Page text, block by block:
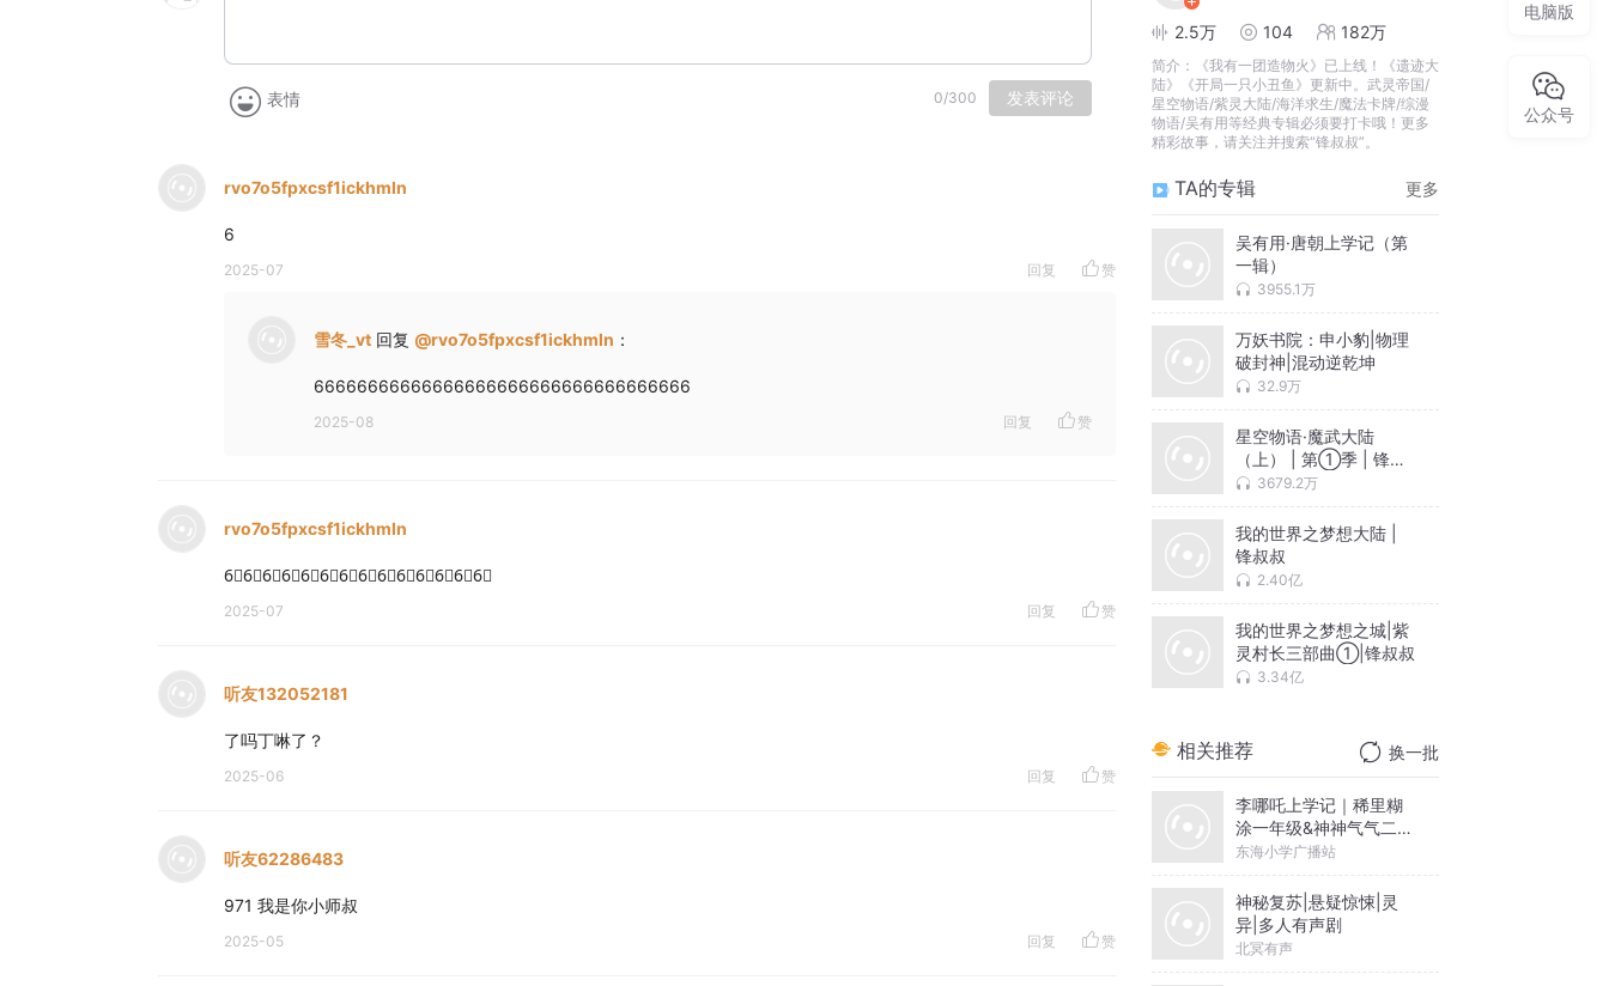
表情 0/300 发表评论
rvo7o5fpxcsf1ickhmln
6
2025-07 回复 赞
雪冬_vt 回复 @rvo7o5fpxcsf1ickhmln ：
66666666666666666666666666666666666
2025-08 回复 赞
rvo7o5fpxcsf1ickhmln
6⃣6⃣6⃣6⃣6⃣6⃣6⃣6⃣6⃣6⃣6⃣6⃣6⃣6⃣
2025-07 回复 赞
听友132052181
了吗丁啉了？
2025-06 回复 赞
听友62286483
971 我是你小师叔
2025-05 回复 赞
2.5万 104 182万
简介：
《我有一团造物火》已上线！《遗迹大
陆》《开局一只小丑鱼》更新中。武灵帝国/
星空物语/紫灵大陆/海洋求生/魔法卡牌/综漫
物语/吴有用等经典专辑必须要打卡哦！更多
精彩故事，请关注并搜索“锋叔叔”。
TA的专辑 更多
吴有用·唐朝上学记（第
一辑）
3955.1万
万妖书院：申小豹|物理
破封神|混动逆乾坤
32.9万
星空物语·魔武大陆
（上） | 第①季 | 锋叔
叔 3679.2万
我的世界之梦想大陆 |
锋叔叔
2.40亿
我的世界之梦想之城|紫
灵村长三部曲①|锋叔叔
3.34亿
相关推荐 换一批
李哪吒上学记｜稀里糊
涂一年级&神神气气二年
级
东海小学广播站
神秘复苏|悬疑惊悚|灵
异|多人有声剧
北冥有声
电脑版
公众号